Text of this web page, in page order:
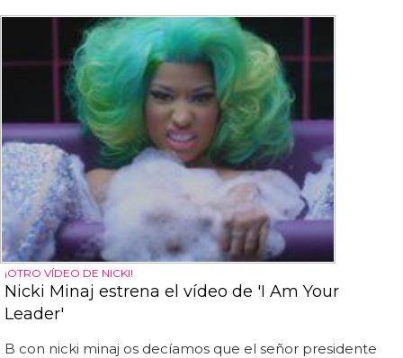
¡OTRO VÍDEO DE NICKI!
Nicki Minaj estrena el vídeo de 'I Am Your
Leader'
B con nicki minaj os decíamos que el señor presidente